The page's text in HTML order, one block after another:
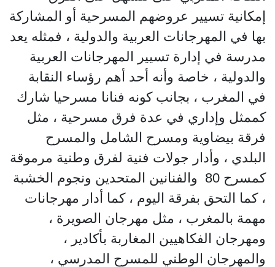
إمكانية تسيير عروضهم المسرحية أو المشاركة
بها في المهرجانات العربية والدولية ، فمثله يعد
مدرسة في إدارة تسيير المهرجانات العربية
والدولية ، خاصة وأنه أحد أهم رؤساء النقابة
في المغرب ، بجانب كونه فنانا مسرحيا شارك
كممثل وإداري في عدة فرق مسرحية ، مثل
فرقة بيضاوية ومسرح الشامل والمسرح
البلدي ، وأدار جولات فنية لفرق وطنية مرموقة
كمسرح 80 والفنانين المتحدين ونجوم الخشبة
، كما التحق بفرقة اليوم ، كما أدار مهرجانات
مهمة بالمغرب ، مثل مهرجان الصويرة ،
ومهرجان الفكاهيين المغاربة بأكادير ،
والمهرجان الوطني للمسرح المدرسي ،